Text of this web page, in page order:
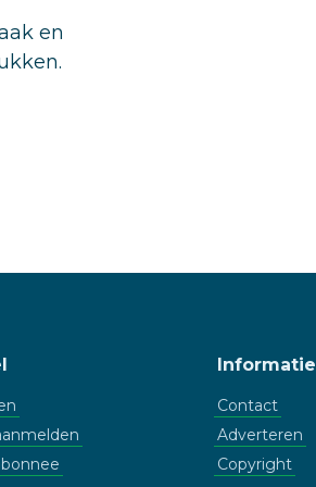
en
Informatie
Contact
Adverteren
Copyright